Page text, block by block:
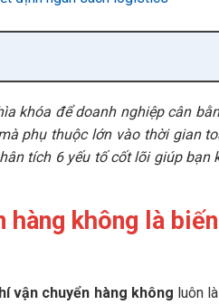
khóa để doanh nghiệp cân
phụ thuộc lớn vào thời gian
tích 6 yếu tố cốt lõi giúp bạn
không là
vận chuyển hàng không luôn